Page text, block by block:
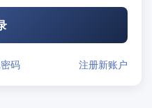
码 注册新账户